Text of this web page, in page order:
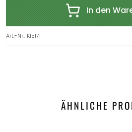
In den
Art.-Nr.: K15171
ÄHNLICHE